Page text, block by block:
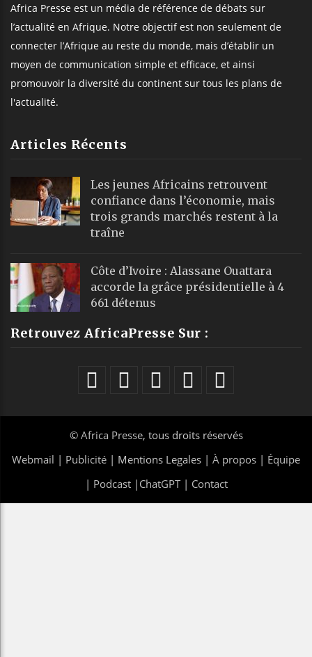
Africa Presse est un média de référence de débats sur
l’actualité en Afrique. Notre objectif est non seulement de
connecter l’Afrique au reste du monde, mais d’établir un
moyen de communication simple et efficace, et ainsi
promouvoir la diversité du continent sur tous les plans de
l'actualité.
Articles Récents
Les jeunes Africains retrouvent
confiance dans l’économie, mais
trois grands marchés restent à la
traîne
Côte d’Ivoire : Alassane Ouattara
accorde la grâce présidentielle à 4
661 détenus
Retrouvez AfricaPresse Sur :
© Africa Presse, tous droits réservés
Webmail | Publicité | Mentions Legales | À propos | Équipe
| Podcast| ChatGPT| Contact